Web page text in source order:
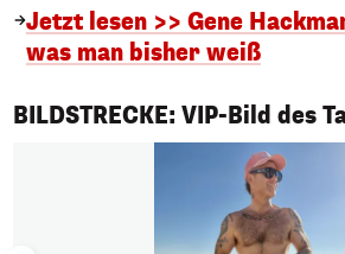
Jetzt lesen >> Gene
was man bisher weiß
BILDSTRECKE: VIP-Bild des
1/50